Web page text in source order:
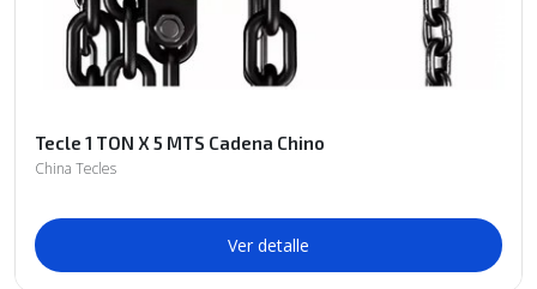
Tecle 1 TON X 5 MTS Cadena Chino
China Tecles
Ver detalle